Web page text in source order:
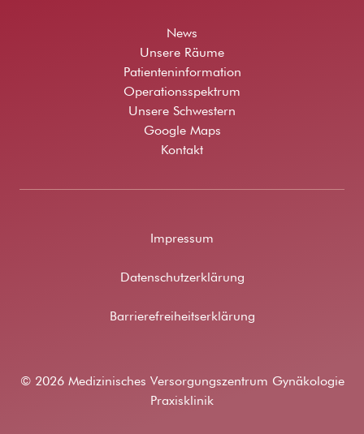
News
Unsere Räume
Patienteninformation
Operationsspektrum
Unsere Schwestern
Google Maps
Kontakt
© 2026 Medizinisches Versorgungszentrum Gynäkologie
Praxisklinik
Impressum
Datenschutzerklärung
Barrierefreiheitserklärung